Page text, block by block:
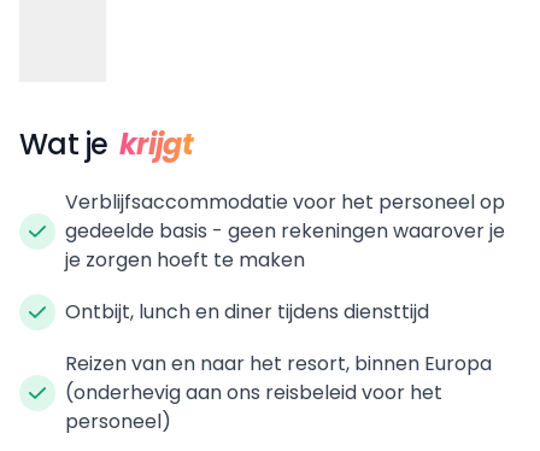
Wat je krijgt
Verblijfsaccommodatie voor het personeel op
gedeelde basis - geen rekeningen waarover je
je zorgen hoeft te maken
Ontbijt, lunch en diner tijdens diensttijd
Reizen van en naar het resort, binnen Europa
(onderhevig aan ons reisbeleid voor het
personeel)